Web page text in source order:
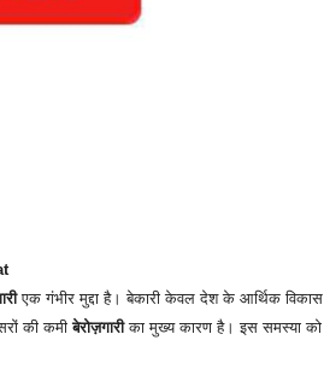
एक गंभीर मुद्दा है। बेकारी केवल देश के आर्थिक
की कमीबेरोज़गारीका मुख्य कारण है।‌ इस समस्या